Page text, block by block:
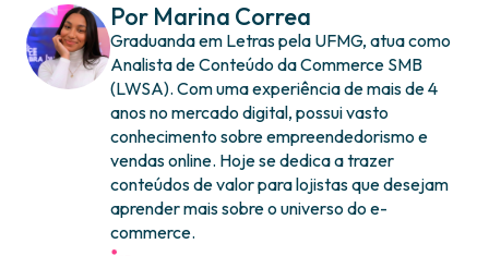
Por Marina Correa
Graduanda em Letras pela UFMG, atua como
Analista de Conteúdo da Commerce SMB
(LWSA). Com uma experiência de mais de 4
anos no mercado digital, possui vasto
conhecimento sobre empreendedorismo e
vendas online. Hoje se dedica a trazer
conteúdos de valor para lojistas que desejam
aprender mais sobre o universo do e-
commerce.